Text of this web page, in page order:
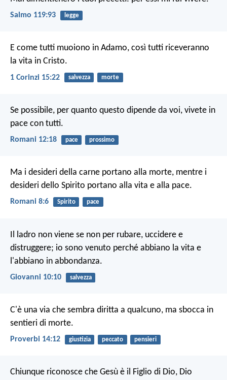
Salmo 119:93 legge
E come tutti muoiono in Adamo, così tutti riceveranno
la vita in Cristo.
1 Corinzi 15:22 salvezza morte
Se possibile, per quanto questo dipende da voi, vivete in
pace con tutti.
Romani 12:18 pace prossimo
Ma i desideri della carne portano alla morte, mentre i
desideri dello Spirito portano alla vita e alla pace.
Romani 8:6 Spirito pace
Il ladro non viene se non per rubare, uccidere e
distruggere; io sono venuto perché abbiano la vita e
l'abbiano in abbondanza.
Giovanni 10:10 salvezza
C'è una via che sembra diritta a qualcuno, ma sbocca in
sentieri di morte.
Proverbi 14:12 giustizia peccato pensieri
Chiunque riconosce che Gesù è il Figlio di Dio, Dio